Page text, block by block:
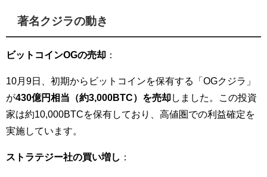
著名クジラの動き
ビットコインOGの売却 ：
10月9日、初期からビットコインを保有する「OGクジラ」
が430億円相当（約3,000BTC）を売却 しました。この投資
家は約10,000BTCを保有しており、高値圏での利益確定を
実施しています。
ストラテジー社の買い増し ：